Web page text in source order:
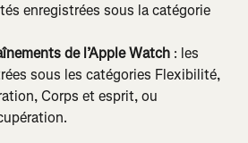
enregistrées sous la catégorie
de l’Apple Watch : les
sous les catégories Flexibilité,
Corps et esprit, ou